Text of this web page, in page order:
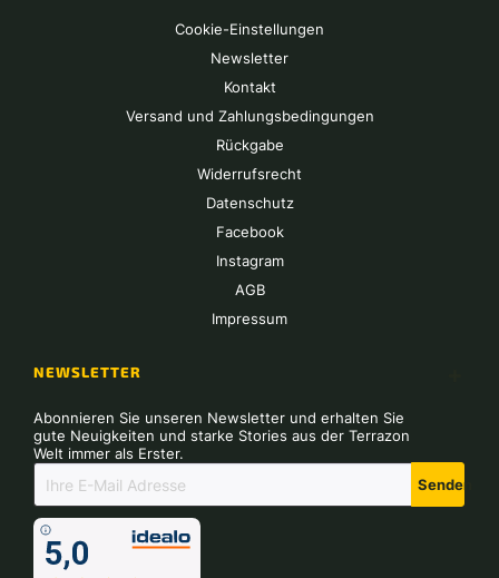
Cookie-Einstellungen
Newsletter
Kontakt
Versand und Zahlungsbedingungen
Rückgabe
Widerrufsrecht
Datenschutz
Facebook
Instagram
AGB
Impressum
NEWSLETTER
Abonnieren Sie unseren Newsletter und erhalten Sie
gute Neuigkeiten und starke Stories aus der Terrazon
Welt immer als Erster.
Senden